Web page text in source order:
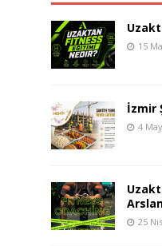
15
İzmir
4
25